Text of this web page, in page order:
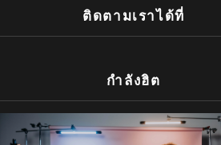
ติดตามเราได้ที่
กำลังฮิต